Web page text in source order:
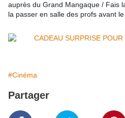
auprès du Grand Mangaque / Fais
la passer en salle des profs avant
#Cinéma
Partager